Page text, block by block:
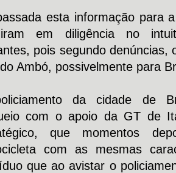
esta informação para
em diligência no
pois segundo denúncias,
Ambó, possivelmente para
da cidade de
com o apoio da GT de
que momentos
com as mesmas
que ao avistar o